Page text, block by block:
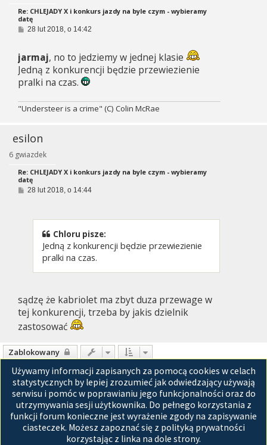
Re: CHLEJADY X i konkurs jazdy na byle czym - wybieramy
datę
P28 lut 2018, o 14:42
jarmaj, no to jedziemy w jednej klasie
Jedną z konkurencji będzie przewiezienie
pralki na czas.
"Understeer is a crime" (C) Colin McRae
esilon
6 gwiazdek
Re: CHLEJADY X i konkurs jazdy na byle czym - wybieramy
datę
P28 lut 2018, o 14:44
Chloru pisze:
Jedną z konkurencji będzie przewiezienie
pralki na czas.
sądzę że kabriolet ma zbyt duza przewage w
tej konkurencji, trzeba by jakis dzielnik
zastosować
Zablokowany
Posty: 136 1 2 3 4 5 6 Następna
Przejdź do
Używamy informacji zapisanych za pomocą cookies w celach
statystycznych by lepiej zrozumieć jak odwiedzający używają
serwisu i pomóc w poprawianiu jego funkcjonalności oraz do
utrzymywania sesji użytkownika. Do pełnego korzystania z
funkcji forum konieczne jest wyrażenie zgody na zapisywanie
ciasteczek. Możesz zapoznać się z polityką prywatności
korzystając z linka na dole strony.
Strona główna
Technologię dostarczaphpBB® Forum Software © phpBB Limited